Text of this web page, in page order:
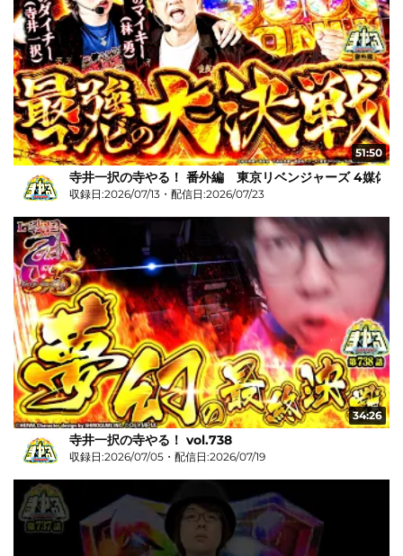
51:50
寺井一択の寺やる！ 番外編 東京リベンジャーズ 4媒体リ
収録日:2026/07/13・配信日:2026/07/23
34:26
寺井一択の寺やる！ vol.738
収録日:2026/07/05・配信日:2026/07/19